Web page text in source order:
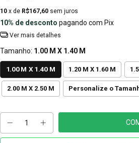
10 x de R$167,60 sem juros
10% de desconto pagando com Pix
Ver mais detalhes
Tamanho: 1.00 M X 1.40 M
1.00 M X 1.40 M 1.20 M X 1.60 M
2.00 M X 2.50 M Personalize o